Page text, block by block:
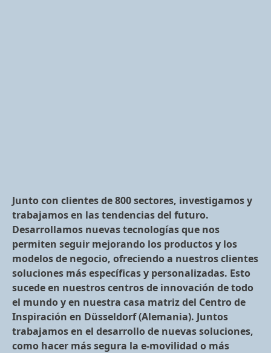
Junto con clientes de 800 sectores, investigamos y
trabajamos en las tendencias del futuro.
Desarrollamos nuevas tecnologías que nos
permiten seguir mejorando los productos y los
modelos de negocio, ofreciendo a nuestros clientes
soluciones más específicas y personalizadas. Esto
sucede en nuestros centros de innovación de todo
el mundo y en nuestra casa matriz del Centro de
Inspiración en Düsseldorf(Alemania). Juntos
trabajamos en el desarrollo de nuevas soluciones,
como hacer más segura la e-movilidad o más